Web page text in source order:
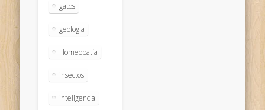
gatos
geologia
Homeopatía
insectos
inteligencia